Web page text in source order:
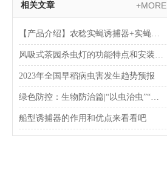
相关文章 +MORE
【产品介绍】农稔实蝇诱捕器+实蝇诱芯
风吸式茶园杀虫灯的功能特点和安装方法
2023年全国早稻病虫害发生趋势预报
绿色防控：生物防治篇|“以虫治虫”“以螨治螨”，捕食螨在茶园的应用
船型诱捕器的作用和优点来看看吧